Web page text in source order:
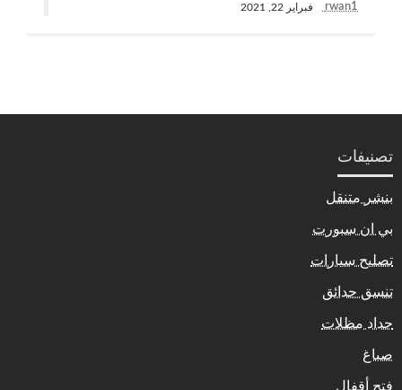
rwan1 فبراير 22, 2021
تصنيفات
بنشر متنقل
بي ان سبورت
تصليح سيارات
تنسق حدائق
حداد مظلات
صباغ
فتح أقفال